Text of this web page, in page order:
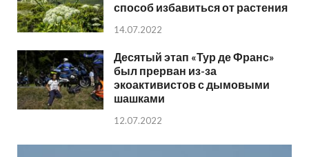
способ избавиться от растения
14.07.2022
Десятый этап «Тур де Франс»
был прерван из-за
экоактивистов с дымовыми
шашками
12.07.2022